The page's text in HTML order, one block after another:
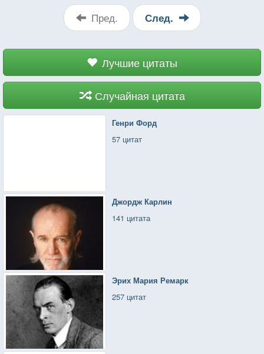
Пред. След.
Лучшие цитаты
Случайная цитата
Генри Форд
57 цитат
Джордж Карлин
141 цитата
Эрих Мария Ремарк
257 цитат